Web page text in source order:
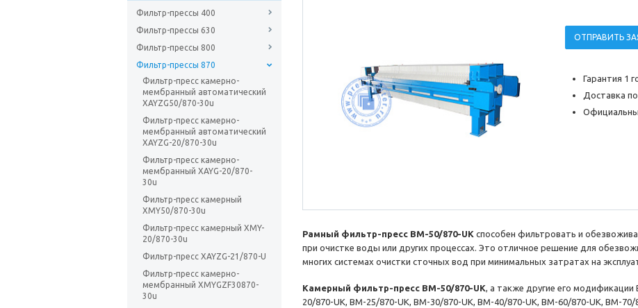
Фильтр-прессы 400
Фильтр-прессы 630
Фильтр-прессы 800
Фильтр-прессы 870
Фильтр-пресс камерно-
мембранный автоматический
XAYZG50/870-30u
Фильтр-пресс камерно-
мембранный автоматический
XAYZG-20/870-30u
Фильтр-пресс камерно-
мембранный XAYG-20/870-
30u
Фильтр-пресс камерный
XMY50/870-30u
Фильтр-пресс камерный XMY-
20/870-30u
Фильтр-пресс XAYZG-21/870-U
Фильтр-пресс камерно-
мембранный XMYGZF30870-
30u
ОТПРАВИТЬ
Гарантия 1
Доставка
Рамный фильтр-пресс BM-50/870-UK способен фильтровать и
при очистке воды или других процессах. Это отличное решение для
многих системах очистки сточных вод при минимальных затратах на
Камерный фильтр-пресс BM-50/870-UK, а также другие его модификации
20/870-UK, BM-25/870-UK, BM-30/870-UK, BM-40/870-UK, BM-60/870-UK, BM-